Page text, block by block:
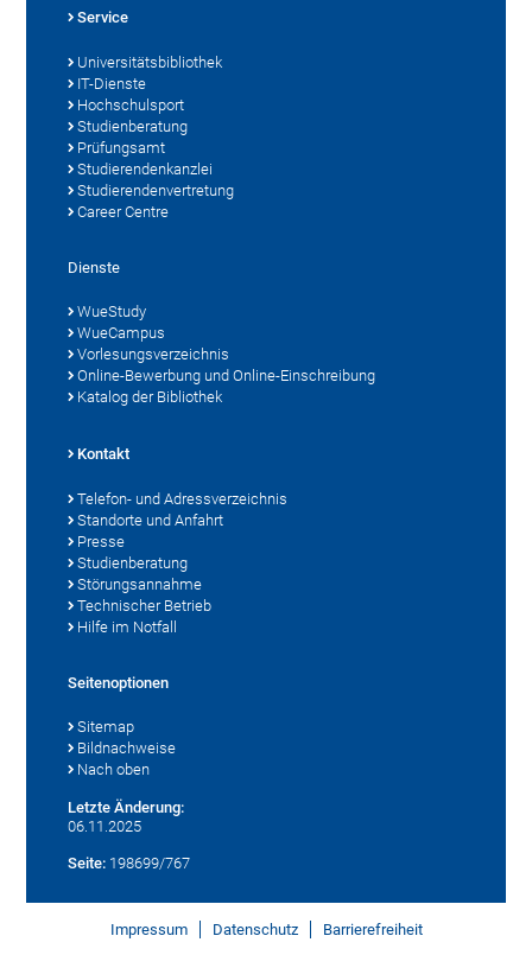
Service
Universitätsbibliothek
IT-Dienste
Hochschulsport
Studienberatung
Prüfungsamt
Studierendenkanzlei
Studierendenvertretung
Career Centre
Dienste
WueStudy
WueCampus
Vorlesungsverzeichnis
Online-Bewerbung und Online-Einschreibung
Katalog der Bibliothek
Kontakt
Telefon- und Adressverzeichnis
Standorte und Anfahrt
Presse
Studienberatung
Störungsannahme
Technischer Betrieb
Hilfe im Notfall
Seitenoptionen
Sitemap
Bildnachweise
Nach oben
Letzte Änderung:
06.11.2025
Seite: 198699/767
Impressum Datenschutz Barrierefreiheit